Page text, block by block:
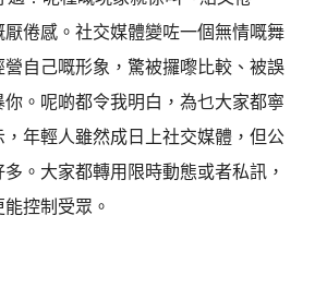
倦感。社交媒體變咗一個無情嘅舞
自己嘅形象，驚被攞嚟比較、被誤
。呢啲都令我明白，為乜大家都寧
年輕人雖然成日上社交媒體，但公
。大家都轉用限時動態或者私訊，
控制受眾。